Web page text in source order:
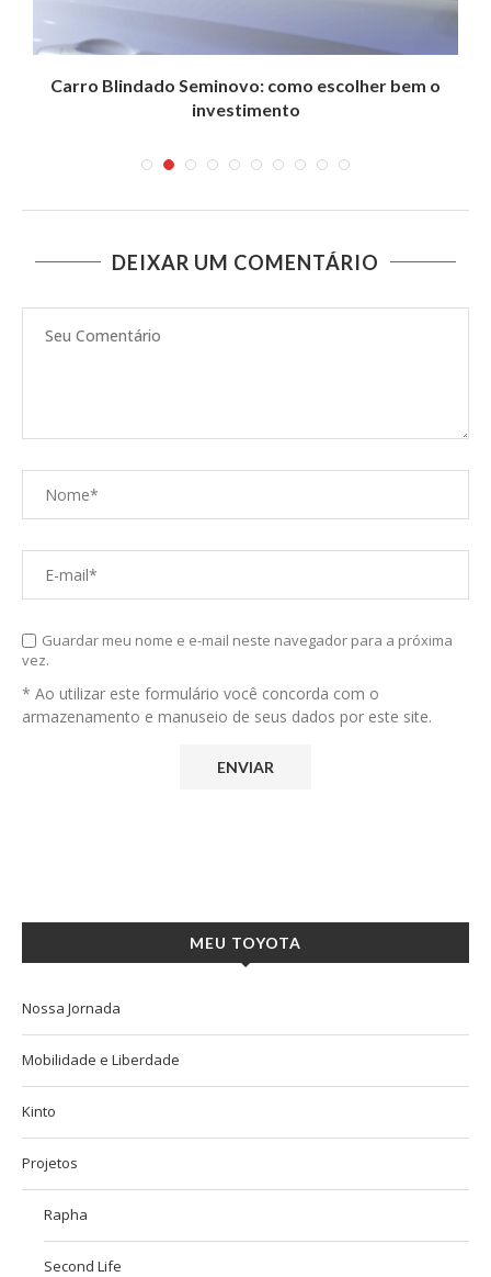
Carro Blindado Seminovo: como escolher bem o
investimento
DEIXAR UM COMENTÁRIO
Guardar meu nome e e-mail neste navegador para a próxima
vez.
* Ao utilizar este formulário você concorda com o
armazenamento e manuseio de seus dados por este site.
MEU TOYOTA
Nossa Jornada
Mobilidade e Liberdade
Kinto
Projetos
Rapha
Second Life